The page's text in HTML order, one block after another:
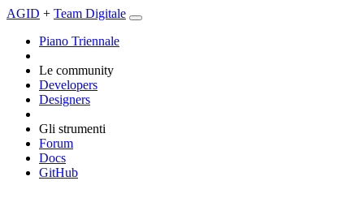
AGID + Team Digitale
Piano Triennale
Le community
Developers
Designers
Gli strumenti
Forum
Docs
GitHub